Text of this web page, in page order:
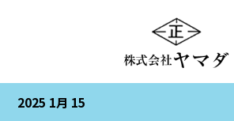
2025 1月 15